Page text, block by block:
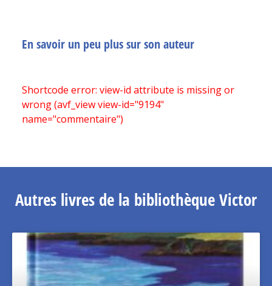
En savoir un peu plus sur son auteur
Shortcode error: view-id attribute is missing or
wrong (avf_view view-id="9194"
name="commentaire")
Autres livres de la bibliothèque Victor